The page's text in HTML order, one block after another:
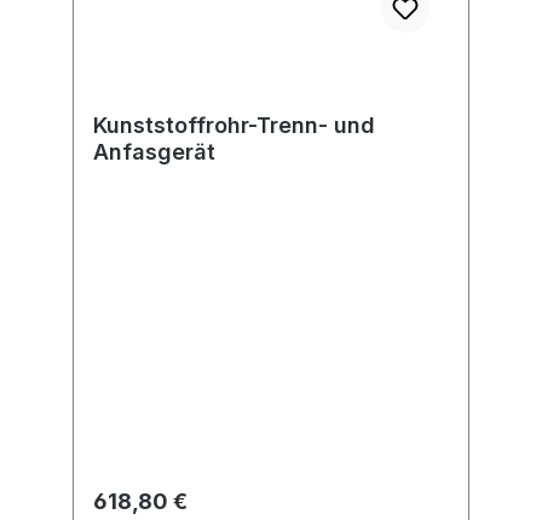
Kunststoffrohr-Trenn- und
Anfasgerät
Regulärer Preis:
618,80 €